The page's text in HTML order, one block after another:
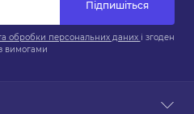
Підпишіться
обробки персональних даних і згоден
вимогами